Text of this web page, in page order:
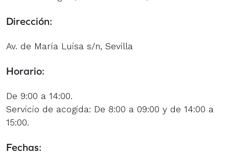
Dirección:
Av. de María Luisa s/n, Sevilla
Horario:
De 9:00 a 14:00.
Servicio de acogida: De 8:00 a 09:00 y de 14:00 a
15:00.
Fechas: